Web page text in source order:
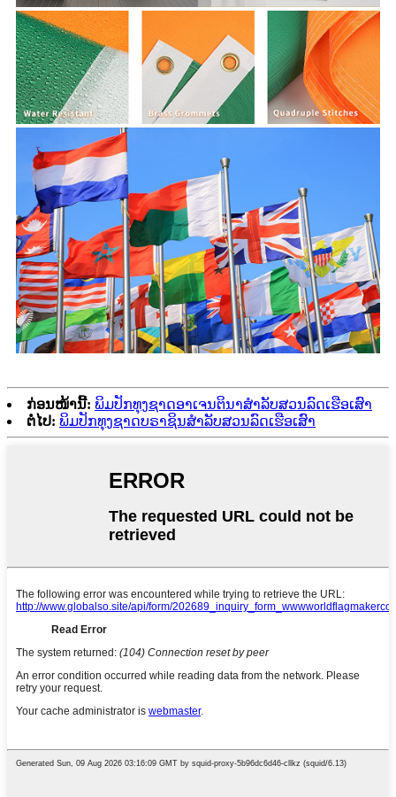
ກ່ອນໜ້ານີ້: ພິມປັກທຸງຊາດອາເຈນຕິນາສຳລັບສວນລົດເຮືອເສົາ
ຕໍ່ໄປ: ພິມປັກທຸງຊາດບຣາຊິນສຳລັບສວນລົດເຮືອເສົາ